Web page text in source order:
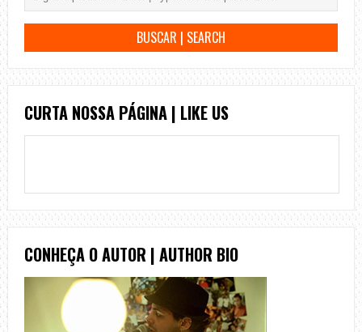
CURTA NOSSA PÁGINA | LIKE US
CONHEÇA O AUTOR | AUTHOR BIO